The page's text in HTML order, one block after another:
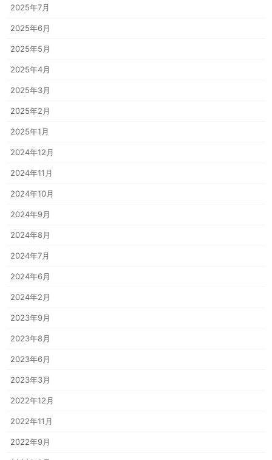
2025年7月
2025年6月
2025年5月
2025年4月
2025年3月
2025年2月
2025年1月
2024年12月
2024年11月
2024年10月
2024年9月
2024年8月
2024年7月
2024年6月
2024年2月
2023年9月
2023年8月
2023年6月
2023年3月
2022年12月
2022年11月
2022年9月